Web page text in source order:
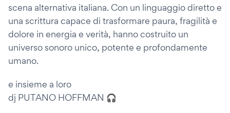
scena alternativa italiana. Con un linguaggio diretto e
una scrittura capace di trasformare paura, fragilità e
dolore in energia e verità, hanno costruito un
universo sonoro unico, potente e profondamente
umano.
e insieme a loro
dj PUTANO HOFFMAN 🎧